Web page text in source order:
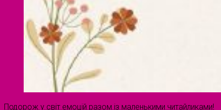
Подорож у світ емоцій разом із маленькими читайликами!